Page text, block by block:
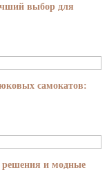
выбор для
самокатов:
решения и модные